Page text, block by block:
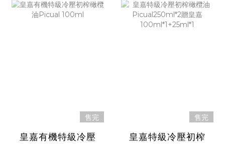
售完
皇嘉有機特級冷壓
售完
皇嘉特級冷壓初榨